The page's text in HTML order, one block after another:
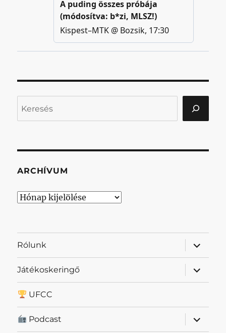
ARCHÍVUM
Archívum
Rólunk
almenü
Játékoskeringő
almenü
UFCC
Podcast
almenü